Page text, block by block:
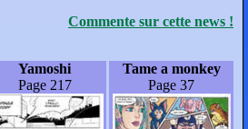
Commente sur cette news !
Yamoshi
Page 217
Tame a monkey
Page 37